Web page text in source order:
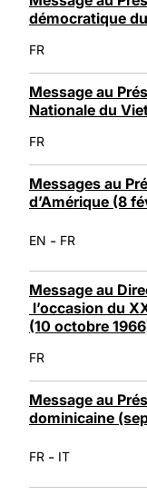
démocratique
FR
Message au
Nationale du
FR
Messages au
d’Amérique (8
EN - FR
Message au
l’occasion du
(10 octobre
FR
Message au
dominicaine
FR - IT